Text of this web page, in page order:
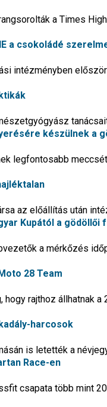
a Times
a csokoládé
intézményben
készülnek a
legfontosabb
az előállítás után
Kupától a gödöllői
a mérkőzés
28 Team
hogy rajthoz állhatnak
harcosok
is letették a
Race-en
csapata több mint